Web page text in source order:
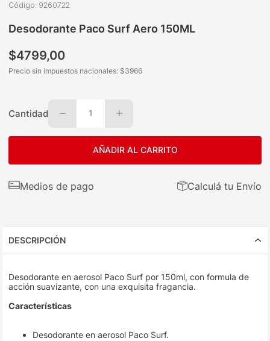
Código: 9260722
Desodorante Paco Surf Aero 150ML
$4799,00
Precio sin impuestos nacionales: $3966
Cantidad 1
AÑADIR AL CARRITO
Medios de pago Calculá tu Envío
DESCRIPCIÓN
Desodorante en aerosol Paco Surf por 150ml, con formula de
acción suavizante, con una exquisita fragancia.
Características
Desodorante en aerosol Paco Surf.